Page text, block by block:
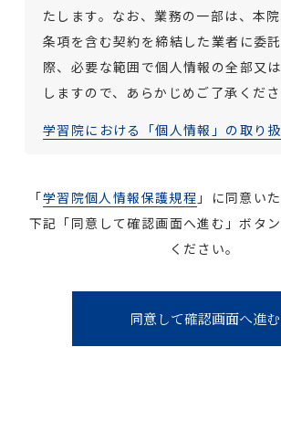
たします。なお、業務の一部は、本
条項を含む契約を締結した業者に委
際、必要な範囲で個人情報の全部又
しますので、あらかじめご了承くださ
学習院における「個人情報」の取り
「学習院個人情報保護規程 」に同意い
下記「同意して確認画面へ進む」ボタ
ください。